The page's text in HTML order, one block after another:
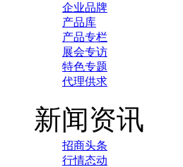
企业品牌
产品库
产品专栏
展会专访
特色专题
代理供求
新闻资讯
招商头条
行情态动